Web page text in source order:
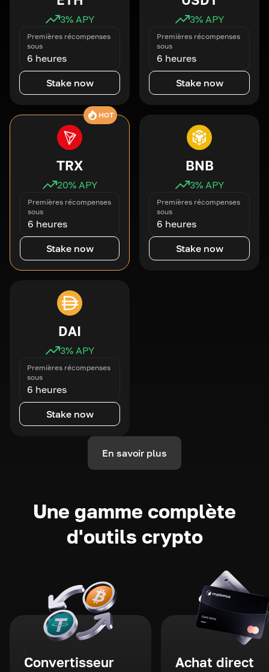
3% APY
Premières récompenses
sous
6 heures
Stake now
3% APY
Premières récompenses
sous
6 heures
Stake now
HOT
TRX
20% APY
Premières récompenses
sous
6 heures
Stake now
BNB
3% APY
Premières récompenses
sous
6 heures
Stake now
DAI
3% APY
Premières récompenses
sous
6 heures
Stake now
En savoir plus
Une gamme complète
d'outils crypto
Convertisseur Achat direct